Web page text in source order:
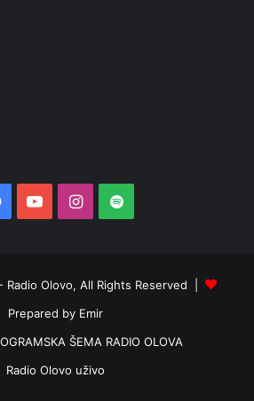
Facebook
YouTubeInstagram
Spotify
Olovo, All Rights Reserved |
Prepared by Emir
ŠEMA RADIO OLOVA
Radio Olovo uživo